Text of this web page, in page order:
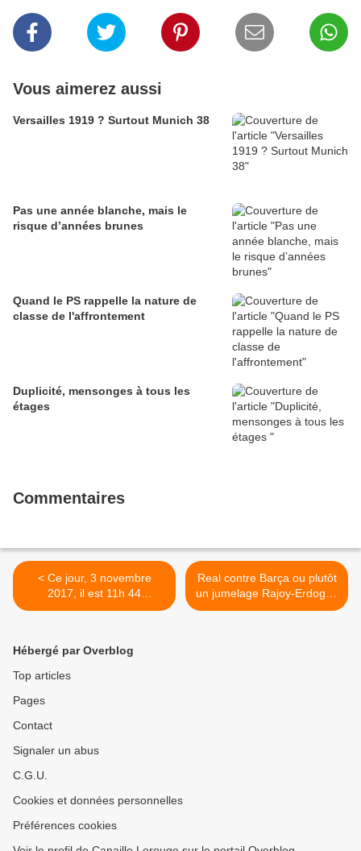
Vous aimerez aussi
Versailles 1919 ? Surtout Munich 38
Pas une année blanche, mais le
risque d’années brunes
Quand le PS rappelle la nature de
classe de l'affrontement
Duplicité, mensonges à tous les
étages
Commentaires
< Ce jour, 3 novembre
2017, il est 11h 44
mesdames
Real contre Barça ou plutôt
un jumelage Rajoy-Erdogan
? >
Hébergé par Overblog
Top articles
Pages
Contact
Signaler un abus
C.G.U.
Cookies et données personnelles
Préférences cookies